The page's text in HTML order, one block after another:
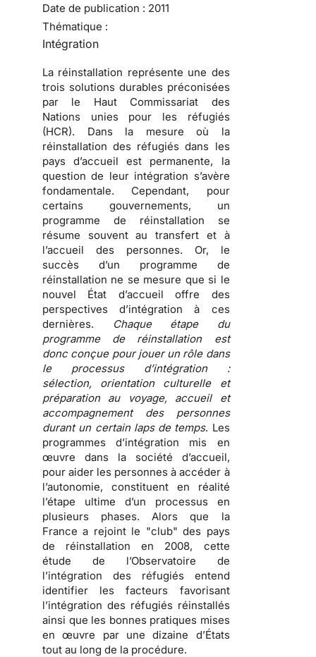
Date de publication : 2011
Thématique :
Intégration
La réinstallation représente une des
trois solutions durables préconisées
par le Haut Commissariat des
Nations unies pour les réfugiés
(HCR). Dans la mesure où la
réinstallation des réfugiés dans les
pays d’accueil est permanente, la
question de leur intégration s’avère
fondamentale. Cependant, pour
certains gouvernements, un
programme de réinstallation se
résume souvent au transfert et à
l’accueil des personnes. Or, le
succès d’un programme de
réinstallation ne se mesure que si le
nouvel État d’accueil offre des
perspectives d’intégration à ces
dernières.
Chaque étape du
programme de réinstallation est
donc conçue pour jouer un rôle dans
le processus d’intégration :
sélection, orientation culturelle et
préparation au voyage, accueil et
accompagnement des personnes
durant un certain laps de temps. Les
programmes d’intégration mis en
œuvre dans la société d’accueil,
pour aider les personnes à accéder à
l’autonomie, constituent en réalité
l’étape ultime d’un processus en
plusieurs phases. Alors que la
France a rejoint le "club" des pays
de réinstallation en 2008, cette
étude de l’Observatoire de
l’intégration des réfugiés entend
identifier les facteurs favorisant
l’intégration des réfugiés réinstallés
ainsi que les bonnes pratiques mises
en œuvre par une dizaine d’États
tout au long de la procédure.